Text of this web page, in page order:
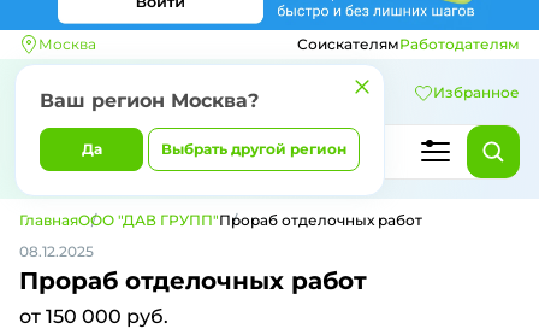
Москва
Ваш регион Москва?
Да Выбрать другой регион
СоискателямРаботодателям
Избранное
ГлавнаяООО "ДАВ ГРУПП"Прораб отделочных работ
08.12.2025
Прораб отделочных работ
от 150 000 руб.